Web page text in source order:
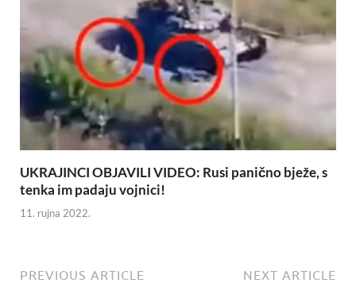
UKRAJINCI OBJAVILI VIDEO: Rusi panično bježe, s
tenka im padaju vojnici!
11. rujna 2022.
PREVIOUS ARTICLE NEXT ARTICLE